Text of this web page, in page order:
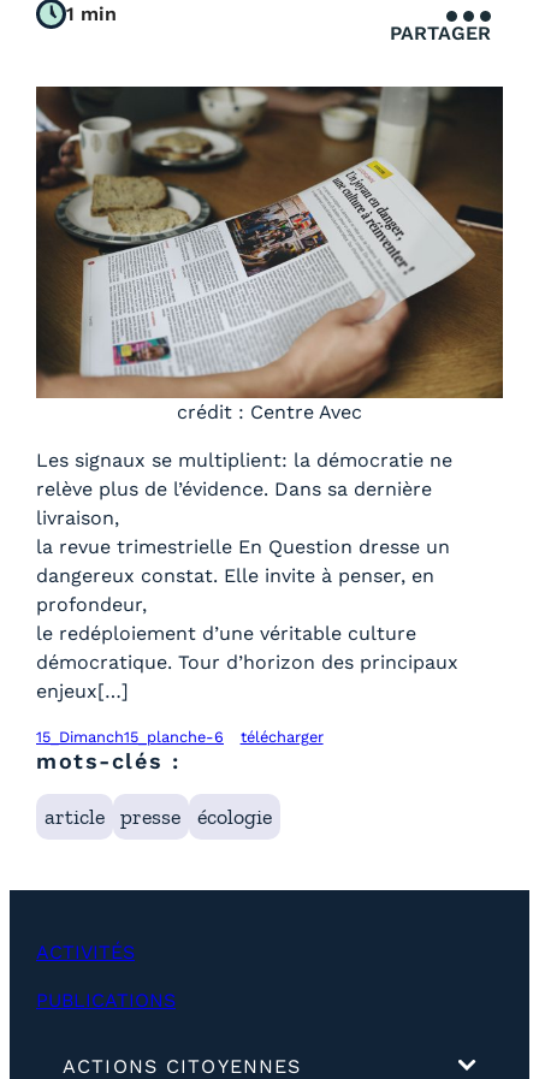
1 min
PARTAGER
crédit : Centre Avec
Les signaux se multiplient: la démocratie ne
relève plus de l’évidence. Dans sa dernière
livraison,
la revue trimestrielle En Question dresse un
dangereux constat. Elle invite à penser, en
profondeur,
le redéploiement d’une véritable culture
démocratique. Tour d’horizon des principaux
enjeux[…]
15_Dimanch15_planche-6 télécharger
mots-clés :
article presse écologie
ACTIVITÉS
PUBLICATIONS
ACTIONS CITOYENNES